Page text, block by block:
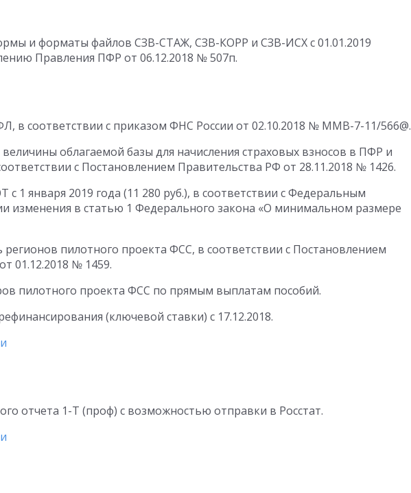
и форматы файлов СЗВ-СТАЖ, СЗВ-КОРР и СЗВ-ИСХ с 01.01.2019
Правления ПФР от 06.12.2018 № 507п.
в соответствии с приказом ФНС России от 02.10.2018 № ММВ-7-11/566@.
облагаемой базы для начисления страховых взносов в ПФР и
с Постановлением Правительства РФ от 28.11.2018 № 1426.
1 января 2019 года (11 280 руб.), в соответствии с Федеральным
изменения в статью 1 Федерального закона «О минимальном размере
пилотного проекта ФСС, в соответствии с Постановлением
01.12.2018 № 1459.
пилотного проекта ФСС по прямым выплатам пособий.
(ключевой ставки) с 17.12.2018.
отчета 1-Т (проф) с возможностью отправки в Росстат.